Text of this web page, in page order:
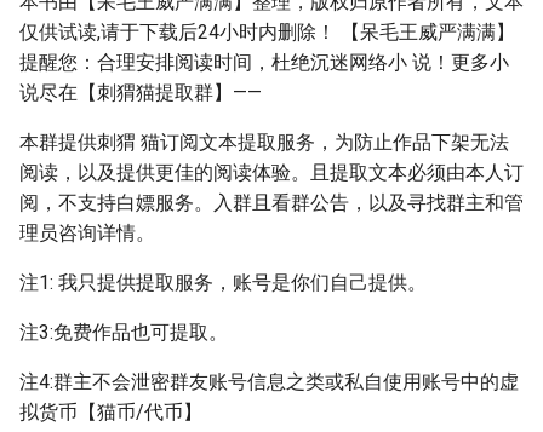
仅供试读,请于下载后24小时内删除！ 【呆毛王威严满满】
提醒您：合理安排阅读时间，杜绝沉迷网络小 说！更多小
说尽在【刺猬猫提取群】——
本群提供刺猬 猫订阅文本提取服务，为防止作品下架无法
阅读，以及提供更佳的阅读体验。且提取文本必须由本人订
阅，不支持白嫖服务。入群且看群公告，以及寻找群主和管
理员咨询详情。
注1: 我只提供提取服务，账号是你们自己提供。
注3:免费作品也可提取。
注4:群主不会泄密群友账号信息之类或私自使用账号中的虚
拟货币【猫币/代币】